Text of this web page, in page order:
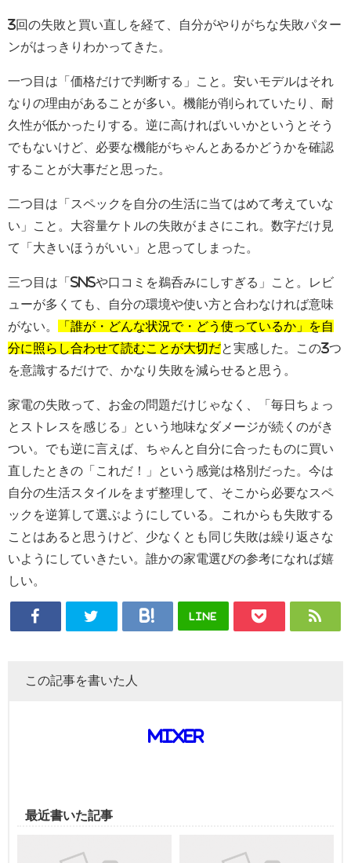
3回の失敗と買い直しを経て、自分がやりがちな失敗パター
ンがはっきりわかってきた。
一つ目は「価格だけで判断する」こと。安いモデルはそれ
なりの理由があることが多い。機能が削られていたり、耐
久性が低かったりする。逆に高ければいいかというとそう
でもないけど、必要な機能がちゃんとあるかどうかを確認
することが大事だと思った。
二つ目は「スペックを自分の生活に当てはめて考えていな
い」こと。大容量ケトルの失敗がまさにこれ。数字だけ見
て「大きいほうがいい」と思ってしまった。
三つ目は「SNSや口コミを鵜呑みにしすぎる」こと。レビ
ューが多くても、自分の環境や使い方と合わなければ意味
がない。
「誰が・どんな状況で・どう使っているか」を自
分に照らし合わせて読むことが大切だと実感した。この3つ
を意識するだけで、かなり失敗を減らせると思う。
家電の失敗って、お金の問題だけじゃなく、「毎日ちょっ
とストレスを感じる」という地味なダメージが続くのがき
つい。でも逆に言えば、ちゃんと自分に合ったものに買い
直したときの「これだ！」という感覚は格別だった。今は
自分の生活スタイルをまず整理して、そこから必要なスペ
ックを逆算して選ぶようにしている。これからも失敗する
ことはあると思うけど、少なくとも同じ失敗は繰り返さな
いようにしていきたい。誰かの家電選びの参考になれば嬉
しい。
LINE
この記事を書いた人
mixer
最近書いた記事